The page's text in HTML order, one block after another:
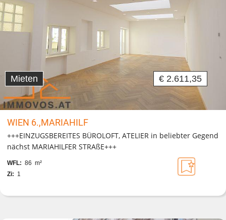
Mieten € 2.611,35
WIEN 6.,MARIAHILF
+++EINZUGSBEREITES BÜROLOFT, ATELIER in beliebter Gegend
nächst MARIAHILFER STRAßE+++
WFL: 86 m²
Zi: 1